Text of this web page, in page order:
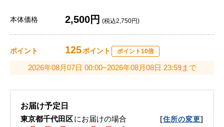
本体価格 2,500円 (税込2,750円)
ポイント 125ポイント ポイント10倍
2026年08月07日 00:00~2026年08月08日 23:59まで
お届け予定日
東京都千代田区にお届けの場合 [住所の変更]